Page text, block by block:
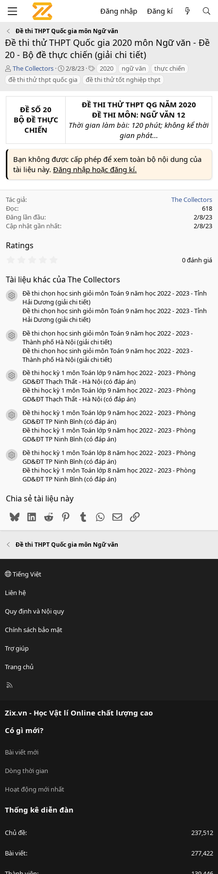
Đăng nhập Đăng kí
Đề thi THPT Quốc gia môn Ngữ văn
Đề thi thử THPT Quốc gia 2020 môn Ngữ văn - Đề
20 - Bộ đề thực chiến (giải chi tiết)
T
á
c
The Collectors
C
r
e
a
e
2/8/23
T
a
g
2020 ngữ văn
thực chiến
đề thi thử thpt quốc gia
đề thi thử tốt nghiệp thpt
ĐỀ SỐ 20
BỘ ĐỀ THỰC
CHIẾN
ĐỀ THI THỬ THPT QG NĂM 2020
ĐỀ THI MÔN: NGỮ VĂN 12
Thời gian làm bài: 120 phút; không kể thời
gian phát...
Bạn không được cấp phép để xem toàn bộ nội dung của
tài liệu này. Đăng nhập hoặc đăng kí.
Tác giả
The Collectors
Đọc
618
Đăng lần đầu
2/8/23
Cập nhật gần nhất
2/8/23
Ratings
0
0
a
o
0 đánh giá
Tài liệu khác của The Collectors
icon tài liệu
Đề thi chọn học sinh giỏi môn Toán 9 năm học 2022 - 2023 - Tỉnh
Hải Dương (giải chi tiết)
Đề thi chọn học sinh giỏi môn Toán 9 năm học 2022 - 2023 - Tỉnh
Hải Dương (giải chi tiết)
icon tài liệu
Đề thi chọn học sinh giỏi môn Toán 9 năm học 2022 - 2023 -
Thành phố Hà Nội (giải chi tiết)
Đề thi chọn học sinh giỏi môn Toán 9 năm học 2022 - 2023 -
Thành phố Hà Nội (giải chi tiết)
icon tài liệu
Đề thi học kỳ 1 môn Toán lớp 9 năm học 2022 - 2023 - Phòng
GD&ĐT Thạch Thất - Hà Nội (có đáp án)
Đề thi học kỳ 1 môn Toán lớp 9 năm học 2022 - 2023 - Phòng
GD&ĐT Thạch Thất - Hà Nội (có đáp án)
icon tài liệu
Đề thi học kỳ 1 môn Toán lớp 9 năm học 2022 - 2023 - Phòng
GD&ĐT TP Ninh Bình (có đáp án)
Đề thi học kỳ 1 môn Toán lớp 9 năm học 2022 - 2023 - Phòng
GD&ĐT TP Ninh Bình (có đáp án)
icon tài liệu
Đề thi học kỳ 1 môn Toán lớp 8 năm học 2022 - 2023 - Phòng
GD&ĐT TP Ninh Bình (có đáp án)
Đề thi học kỳ 1 môn Toán lớp 8 năm học 2022 - 2023 - Phòng
GD&ĐT TP Ninh Bình (có đáp án)
Chia sẻ tài liệu này
BlueskyLinkedIn
Reddit PinterestTumblr WhatsApp
EmailLink
Đề thi THPT Quốc gia môn Ngữ văn
Tiếng Việt
Liên hệ
Quy định và Nội quy
Chính sách bảo mật
Trợ giúp
Trang chủ
R
Zix.vn - Học Vật lí Online chất lượng cao
Có gì mới?
Bài viết mới
Dòng thời gian
Hoạt động mới nhất
Thống kê diễn đàn
Chủ đề 237,512
Bài viết 277,422